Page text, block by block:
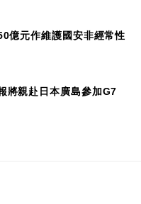
億元作維護國安非經常性
將親赴日本廣島參加G7